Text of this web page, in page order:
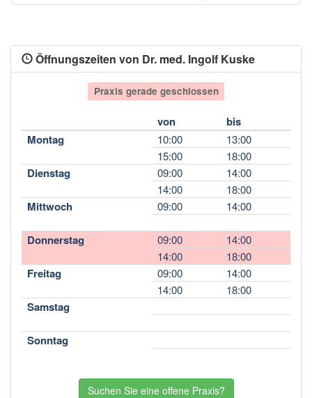
Öffnungszeiten von Dr. med. Ingolf Kuske
Praxis gerade geschlossen
von
bis
Montag
10:00
13:00
15:00
18:00
Dienstag 09:00
14:00
14:00
18:00
Mittwoch 09:00 14:00
Donnerstag 09:00
14:00
14:00
18:00
Freitag 09:00
14:00
14:00
18:00
Samstag
Sonntag
Suchen Sie eine offene Praxis?